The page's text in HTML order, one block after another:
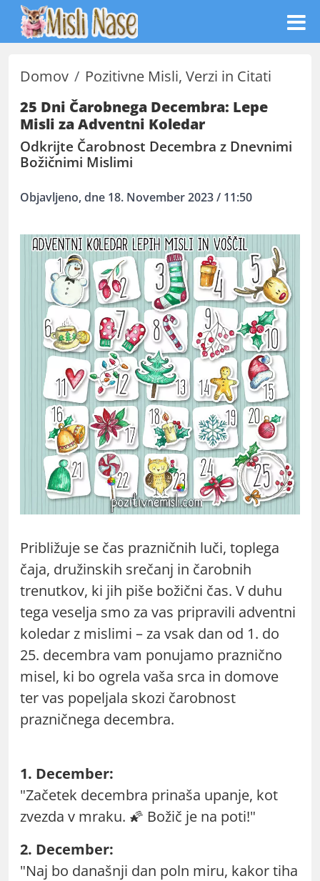
Domov
Pozitivne Misli, Verzi in Citati
25 Dni Čarobnega Decembra: Lepe
Misli za Adventni Koledar
Odkrijte Čarobnost Decembra z Dnevnimi
Božičnimi Mislimi
Objavljeno, dne 18. November 2023 / 11:50
Približuje se čas prazničnih luči, toplega
čaja, družinskih srečanj in čarobnih
trenutkov, ki jih piše božični čas. V duhu
tega veselja smo za vas pripravili adventni
koledar z mislimi – za vsak dan od 1. do
25. decembra vam ponujamo praznično
misel, ki bo ogrela vaša srca in domove
ter vas popeljala skozi čarobnost
prazničnega decembra.
1. December:
"Začetek decembra prinaša upanje, kot
zvezda v mraku. 🌠 Božič je na poti!"
2. December:
"Naj bo današnji dan poln miru, kakor tiha